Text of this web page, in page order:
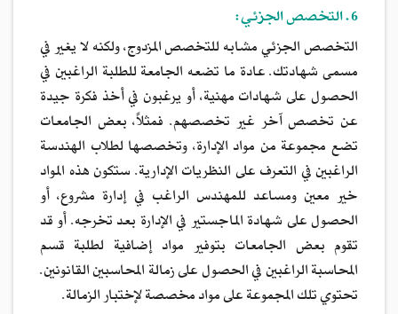
6. التخصص الجزئي:
التخصص الجزئي مشابه للتخصص المزدوج، ولكنه لا يغير في
مسمى شهادتك. عادة ما تضعه الجامعة للطلبة الراغبين في
الحصول على شهادات مهنية، أو يرغبون في أخذ فكرة جيدة
عن تخصص آخر غير تخصصهم. فمثلاً، بعض الجامعات
تضع مجموعة من مواد الإدارة، وتخصصها لطلاب الهندسة
الراغبين في التعرف على النظريات الإدارية. ستكون هذه المواد
خير معين ومساعد للمهندس الراغب في إدارة مشروع، أو
الحصول على شهادة الماجستير في الإدارة بعد تخرجه. أو قد
تقوم بعض الجامعات بتوفير مواد إضافية لطلبة قسم
المحاسبة الراغبين في الحصول على زمالة المحاسبين القانونين.
تحتوي تلك المجموعة على مواد مخصصة لإختبار الزمالة.